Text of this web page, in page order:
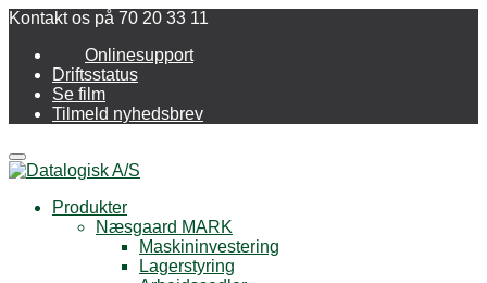
Kontakt os på 70 20 33 11
Onlinesupport
Driftsstatus
Se film
Tilmeld nyhedsbrev
Menu
Produkter
Næsgaard MARK
Maskininvestering
Lagerstyring